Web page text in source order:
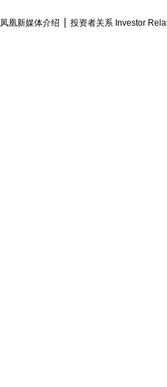
凤凰新媒体介绍 投资者关系 Investor